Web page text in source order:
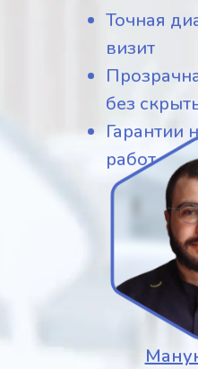
Точная
визит
без
Гарантии
работ